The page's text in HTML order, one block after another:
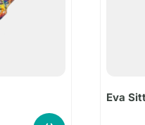
Eva